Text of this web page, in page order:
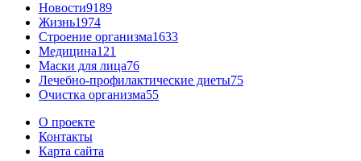
Новости9189
Жизнь1974
Строение организма1633
Медицина121
Маски для лица76
Лечебно-профилактические диеты75
Очистка организма55
О проекте
Контакты
Карта сайта